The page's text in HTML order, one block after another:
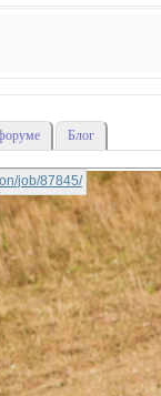
Блог
job/87845/